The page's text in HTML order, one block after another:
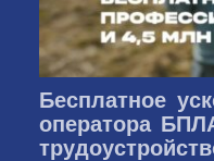
Бесплатное
оператора